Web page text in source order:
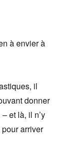
à envier à
il
donner
et là, il n’y
arriver